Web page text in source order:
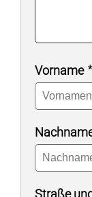
Vorname